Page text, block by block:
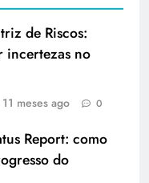
de Riscos:
incertezas no
11 meses ago 0
Report: como
do